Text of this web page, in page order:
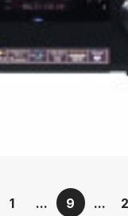
1 ... 9 ...